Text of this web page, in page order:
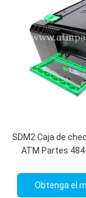
SDM2 Caja de
ATM Partes
Obtenga el